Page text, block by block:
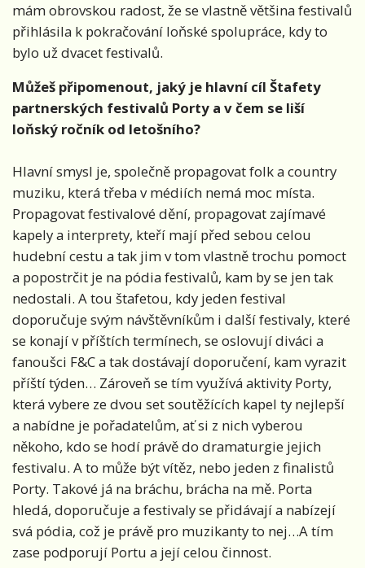
mám obrovskou radost, že se vlastně většina festivalů
přihlásila k pokračování loňské spolupráce, kdy to
bylo už dvacet festivalů.
Můžeš připomenout, jaký je hlavní cíl Štafety
partnerských festivalů Porty a v čem se liší
loňský ročník od letošního?
Hlavní smysl je, společně propagovat folk a country
muziku, která třeba v médiích nemá moc místa.
Propagovat festivalové dění, propagovat zajímavé
kapely a interprety, kteří mají před sebou celou
hudební cestu a tak jim v tom vlastně trochu pomoct
a popostrčit je na pódia festivalů, kam by se jen tak
nedostali. A tou štafetou, kdy jeden festival
doporučuje svým návštěvníkům i další festivaly, které
se konají v příštích termínech, se oslovují diváci a
fanoušci F&C a tak dostávají doporučení, kam vyrazit
příští týden… Zároveň se tím využívá aktivity Porty,
která vybere ze dvou set soutěžících kapel ty nejlepší
a nabídne je pořadatelům, ať si z nich vyberou
někoho, kdo se hodí právě do dramaturgie jejich
festivalu. A to může být vítěz, nebo jeden z finalistů
Porty. Takové já na bráchu, brácha na mě. Porta
hledá, doporučuje a festivaly se přidávají a nabízejí
svá pódia, což je právě pro muzikanty to nej…A tím
zase podporují Portu a její celou činnost.